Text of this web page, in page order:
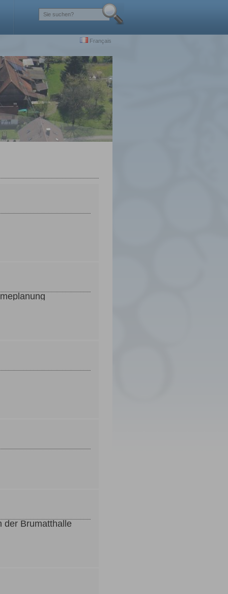
Français
der Brumatthalle